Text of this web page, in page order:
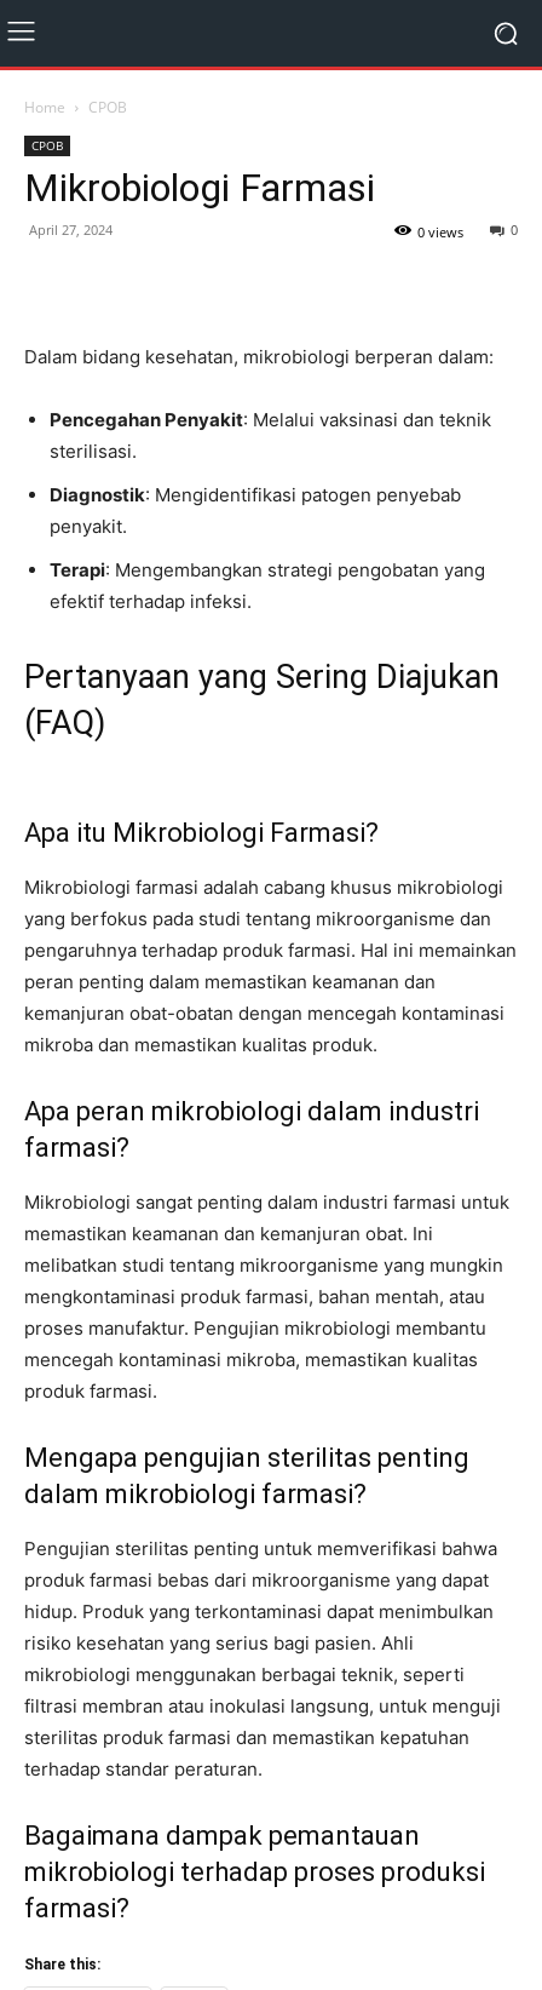
Home CPOB
CPOB
Mikrobiologi Farmasi
April 27, 2024 0
0 views
Dalam bidang kesehatan, mikrobiologi berperan dalam:
Pencegahan Penyakit: Melalui vaksinasi dan teknik
sterilisasi.
Diagnostik: Mengidentifikasi patogen penyebab
penyakit.
Terapi: Mengembangkan strategi pengobatan yang
efektif terhadap infeksi.
Pertanyaan yang Sering Diajukan
(FAQ)
Apa itu Mikrobiologi Farmasi?
Mikrobiologi farmasi adalah cabang khusus mikrobiologi
yang berfokus pada studi tentang mikroorganisme dan
pengaruhnya terhadap produk farmasi. Hal ini memainkan
peran penting dalam memastikan keamanan dan
kemanjuran obat-obatan dengan mencegah kontaminasi
mikroba dan memastikan kualitas produk.
Apa peran mikrobiologi dalam industri
farmasi?
Mikrobiologi sangat penting dalam industri farmasi untuk
memastikan keamanan dan kemanjuran obat. Ini
melibatkan studi tentang mikroorganisme yang mungkin
mengkontaminasi produk farmasi, bahan mentah, atau
proses manufaktur. Pengujian mikrobiologi membantu
mencegah kontaminasi mikroba, memastikan kualitas
produk farmasi.
Mengapa pengujian sterilitas penting
dalam mikrobiologi farmasi?
Pengujian sterilitas penting untuk memverifikasi bahwa
produk farmasi bebas dari mikroorganisme yang dapat
hidup. Produk yang terkontaminasi dapat menimbulkan
risiko kesehatan yang serius bagi pasien. Ahli
mikrobiologi menggunakan berbagai teknik, seperti
filtrasi membran atau inokulasi langsung, untuk menguji
sterilitas produk farmasi dan memastikan kepatuhan
terhadap standar peraturan.
Bagaimana dampak pemantauan
mikrobiologi terhadap proses produksi
farmasi?
Share this: